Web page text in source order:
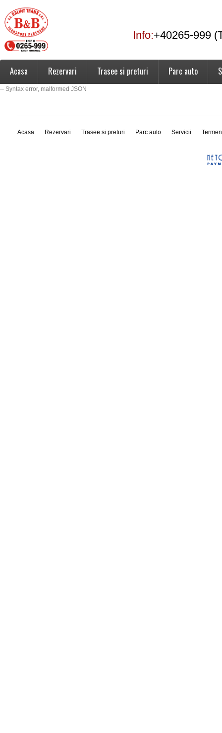
Info:+40265-999
Acasa Rezervari Trasee si preturi Parc auto
-- Syntax error, malformed JSON
Acasa Rezervari Trasee si preturi Parc auto Servicii